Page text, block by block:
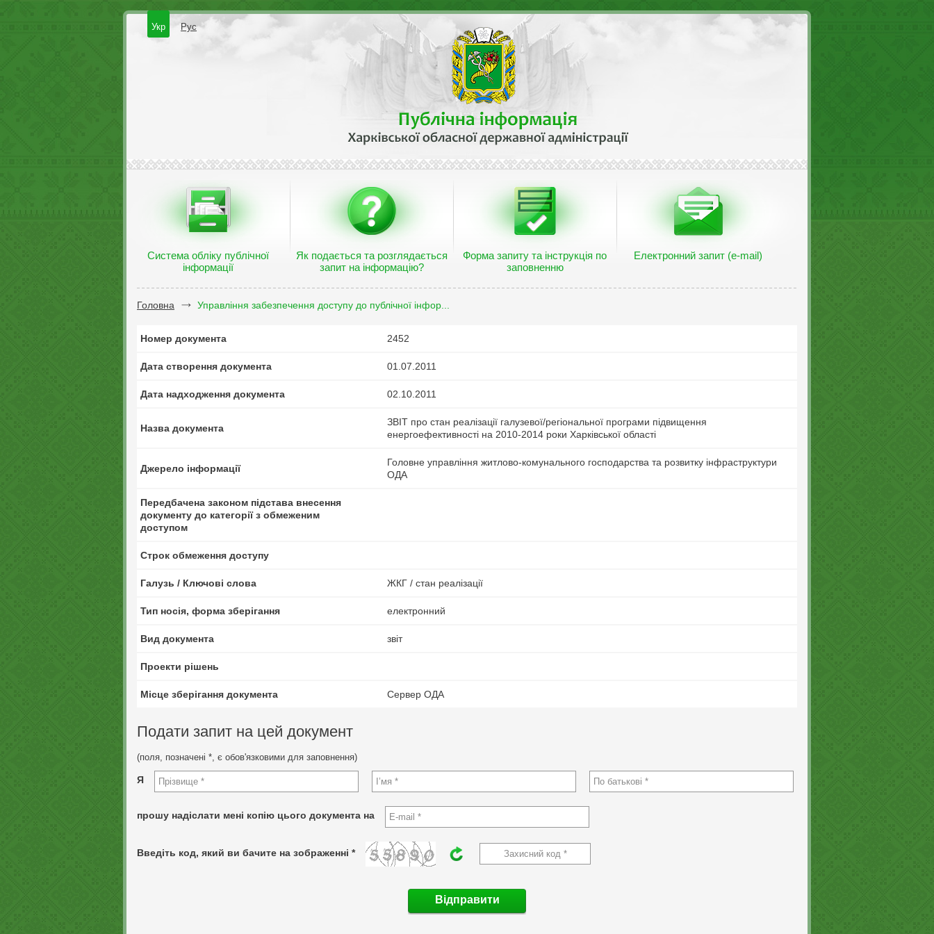
Укр Рус
Система обліку публічної
інформації
Як подається та розглядається
запит на інформацію?
Форма запиту та інструкція по
заповненню
Електронний запит (e-mail)
Головна Управління забезпечення доступу до публічної інфор...
Номер документа 2452
Дата створення документа 01.07.2011
Дата надходження документа 02.10.2011
Назва документа
ЗВІТ про стан реалізації галузевої/регіональної програми підвищення
енергоефективності на 2010-2014 роки Харківської області
Джерело інформації
Головне управління житлово-комунального господарства та розвитку інфраструктури
ОДА
Передбачена законом підстава внесення
документу до категорії з обмеженим
доступом
Строк обмеження доступу
Галузь / Ключові слова ЖКГ / стан реалізації
Тип носія, форма зберігання електронний
Вид документа звіт
Проекти рішень
Місце зберігання документа Сервер ОДА
Подати запит на цей документ
(поля, позначені *, є обов'язковими для заповнення)
Я
прошу надіслати мені копію цього документа на
Введіть код, який ви бачите на зображенні *